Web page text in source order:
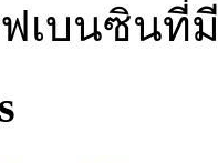
ฟเบนซินที่